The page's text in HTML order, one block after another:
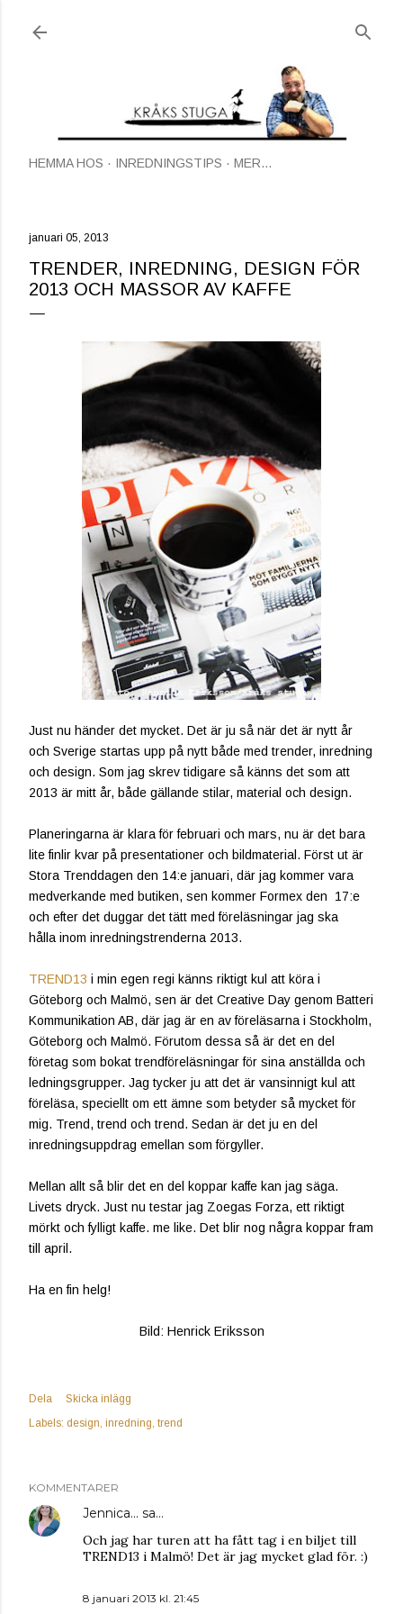
HEMMA HOS INREDNINGSTIPS MER…
januari 05, 2013
TRENDER, INREDNING, DESIGN FÖR
2013 OCH MASSOR AV KAFFE
Just nu händer det mycket. Det är ju så när det är nytt år
och Sverige startas upp på nytt både med trender, inredning
och design. Som jag skrev tidigare så känns det som att
2013 är mitt år, både gällande stilar, material och design.
Planeringarna är klara för februari och mars, nu är det bara
lite finlir kvar på presentationer och bildmaterial. Först ut är
Stora Trenddagen den 14:e januari, där jag kommer vara
medverkande med butiken, sen kommer Formex den 17:e
och efter det duggar det tätt med föreläsningar jag ska
hålla inom inredningstrenderna 2013.
TREND13 i min egen regi känns riktigt kul att köra i
Göteborg och Malmö, sen är det Creative Day genom Batteri
Kommunikation AB, där jag är en av föreläsarna i Stockholm,
Göteborg och Malmö. Förutom dessa så är det en del
företag som bokat trendföreläsningar för sina anställda och
ledningsgrupper. Jag tycker ju att det är vansinnigt kul att
föreläsa, speciellt om ett ämne som betyder så mycket för
mig. Trend, trend och trend. Sedan är det ju en del
inredningsuppdrag emellan som förgyller.
Mellan allt så blir det en del koppar kaffe kan jag säga.
Livets dryck. Just nu testar jag Zoegas Forza, ett riktigt
mörkt och fylligt kaffe. me like. Det blir nog några koppar fram
till april.
Ha en fin helg!
Bild: Henrick Eriksson
Dela
Skicka inlägg
Labels: design inredning trend
KOMMENTARER
Jennica... sa…
Och jag har turen att ha fått tag i en biljet till
TREND13 i Malmö! Det är jag mycket glad för. :)
8 januari 2013 kl. 21:45